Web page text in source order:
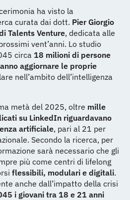
ha visto la
curata dai dott. Pier Giorgio
Talents Venture, dedicata alle
vent’anni. Lo studio
circa 18 milioni di persone
aggiornare le proprie
nell’ambito dell’intelligenza
metà del 2025, oltre mille
su LinkedIn riguardavano
artificiale, pari al 21 per
Secondo la ricerca, per
sarà necessario che gli
più come centri di lifelong
flessibili, modulari e digitali.
anche dall’impatto della crisi
i giovani tra 18 e 21 anni